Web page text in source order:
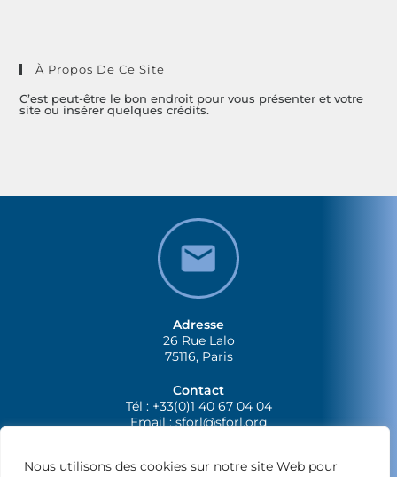
Nous utilisons des cookies sur notre site Web pour
À Propos De Ce Site
C’est peut-être le bon endroit pour vous présenter et votre
site ou insérer quelques crédits.
Adresse
26 Rue Lalo
75116, Paris
Contact
Tél : +33(0)1 40 67 04 04
Email :sforl@sforl.org